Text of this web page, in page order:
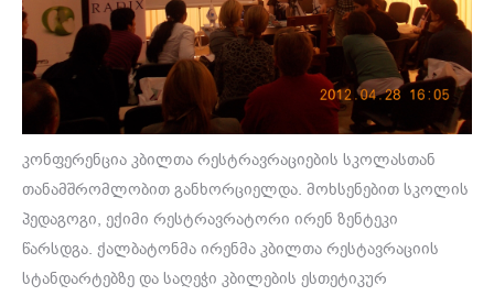
კონფერენცია კბილთა რესტრავრაციების სკოლასთან
თანამშრომლობით განხორციელდა. მოხსენებით სკოლის
პედაგოგი, ექიმი რესტრავრატორი ირენ ზენტეკი
წარსდგა. ქალბატონმა ირენმა კბილთა რესტავრაციის
სტანდარტებზე და საღეჭი კბილების ესთეტიკურ